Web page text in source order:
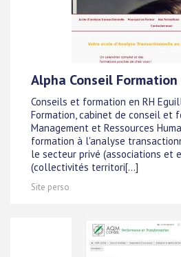
Alpha Conseil
Conseils et formation en RH
Formation, cabinet de conseil et
Management et Ressources
formation à l'analyse
le secteur privé (associations et
(collectivités territori[...]
Site perso